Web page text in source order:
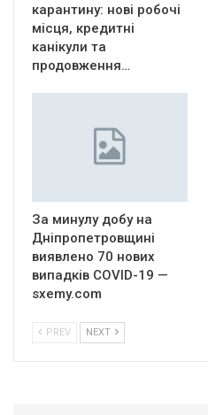
карантину: нові робочі
місця, кредитні
канікули та
продовження…
За минулу добу на
Дніпропетровщині
виявлено 70 нових
випадків COVID-19 —
sxemy.com
PREV NEXT